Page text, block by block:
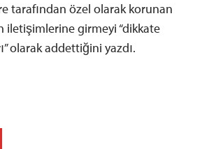
tarafından özel olarak korunan
iletişimlerine girmeyi “dikkate
olarak addettiğini yazdı.